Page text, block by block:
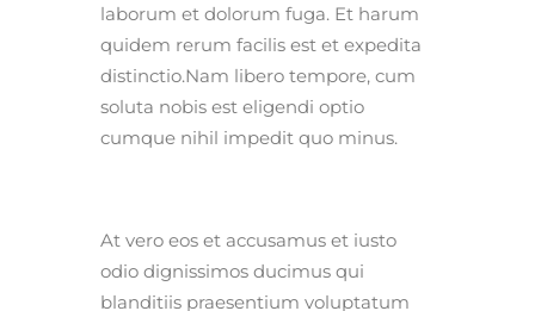
laborum et dolorum fuga. Et harum
quidem rerum facilis est et expedita
distinctio.Nam libero tempore, cum
soluta nobis est eligendi optio
cumque nihil impedit quo minus.
At vero eos et accusamus et iusto
odio dignissimos ducimus qui
blanditiis praesentium voluptatum